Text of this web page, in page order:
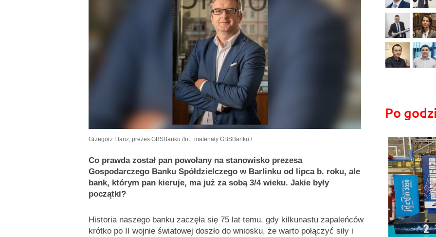
Grzegorz Flanz, prezes GBSBanku /fot.: materiały GBSBanku /
Co prawda został pan powołany na stanowisko prezesa
Gospodarczego Banku Spółdzielczego w Barlinku od lipca b. roku, ale
bank, którym pan kieruje, ma już za sobą 3/4 wieku. Jakie były
początki?
Historia naszego banku zaczęła się 75 lat temu, gdy kilkunastu zapaleńców
krótko po II wojnie światowej doszło do wniosku, że warto połączyć siły i
Po